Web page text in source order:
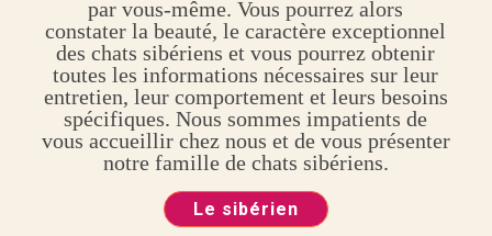
par vous-même. Vous pourrez alors
constater la beauté, le caractère exceptionnel
des chats sibériens et vous pourrez obtenir
toutes les informations nécessaires sur leur
entretien, leur comportement et leurs besoins
spécifiques. Nous sommes impatients de
vous accueillir chez nous et de vous présenter
notre famille de chats sibériens.
Le sibérien